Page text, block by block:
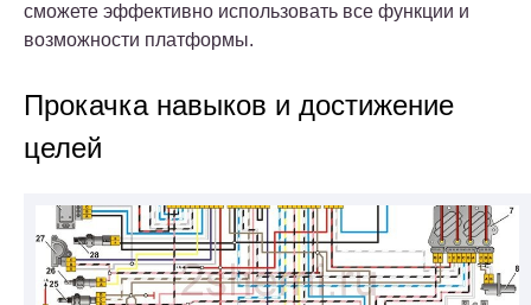
сможете эффективно использовать все функции и
возможности платформы.
Прокачка навыков и достижение
целей